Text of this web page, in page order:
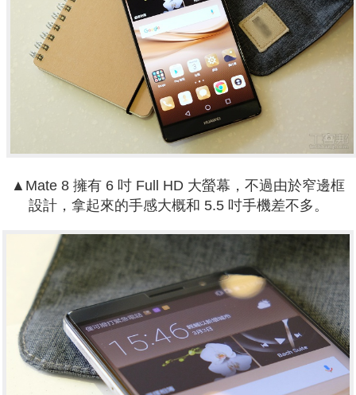
▲Mate 8 擁有 6 吋 Full HD 大螢幕，不過由於窄邊框
設計，拿起來的手感大概和 5.5 吋手機差不多。